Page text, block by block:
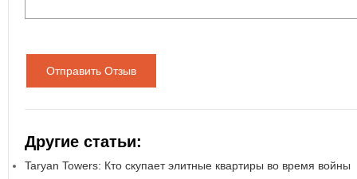
Отправить Отзыв
Другие статьи:
Taryan Towers: Кто скупает элитные квартиры во время войны